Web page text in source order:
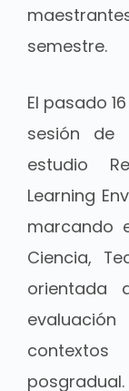
semestre.
El pasado
sesión de
estudio
Learning
marcando
Ciencia,
orientada
posgradual.